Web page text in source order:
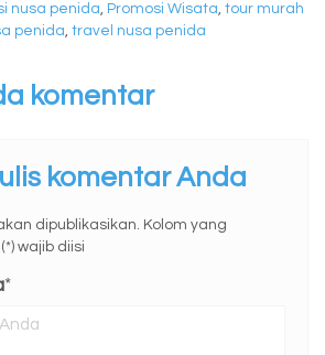
nusa penida, Promosi Wisata, tour murah
penida, travel nusa penida
komentar
komentar Anda
dipublikasikan. Kolom yang
wajib diisi
*